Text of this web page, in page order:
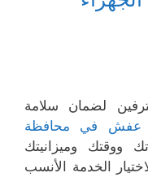
لضمان سلامة
عفش في محافظة
ووقتك وميزانيتك
الخدمة الأنسب